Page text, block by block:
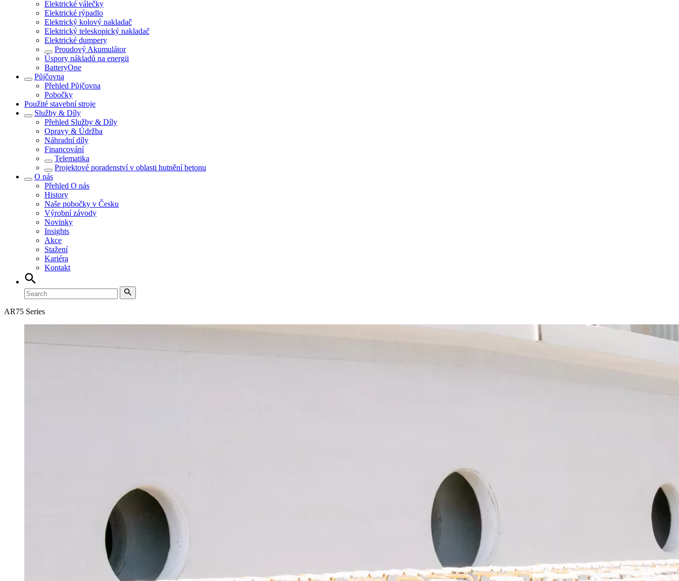
Elektrické válečky
Elektrické rýpadlo
Elektrický kolový nakladač
Elektrický teleskopický nakladač
Elektrické dumpery
Proudový Akumulátor
Úspory nákladů na energii
BatteryOne
Půjčovna
Přehled Půjčovna
Pobočky
Použité stavební stroje
Služby & Díly
Přehled Služby & Díly
Opravy & Údržba
Náhradní díly
Financování
Telematika
Projektové poradenství v oblasti hutnění betonu
O nás
Přehled O nás
History
Naše pobočky v Česku
Výrobní závody
Novinky
Insights
Akce
Stažení
Kariéra
Kontakt
AR75 Series